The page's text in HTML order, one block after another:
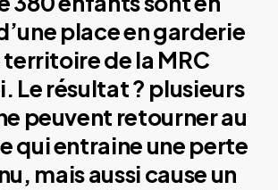
place en garderie
territoire de la MRC
Le résultat ? plusieurs
peuvent retourner au
qui entraine une perte
mais aussi cause un